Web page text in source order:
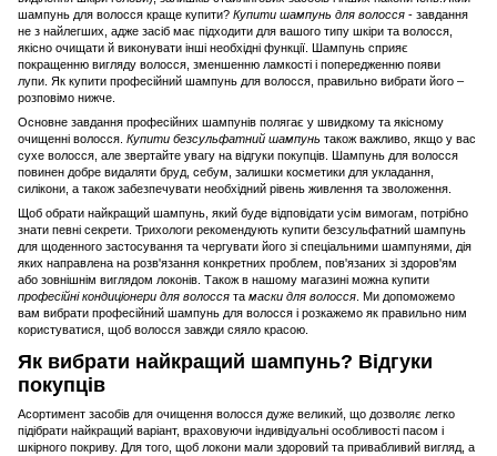
шампунь для волосся краще купити? Купити шампунь для волосся - завдання
не з найлегших, адже засіб має підходити для вашого типу шкіри та волосся,
якісно очищати й виконувати інші необхідні функції. Шампунь сприяє
покращенню вигляду волосся, зменшенню ламкості і попередженню появи
лупи. Як купити професійний шампунь для волосся, правильно вибрати його –
розповімо нижче.
Основне завдання професійних шампунів полягає у швидкому та якісному
очищенні волосся. Купити безсульфатний шампунь також важливо, якщо у вас
сухе волосся, але звертайте увагу на відгуки покупців. Шампунь для волосся
повинен добре видаляти бруд, себум, залишки косметики для укладання,
силікони, а також забезпечувати необхідний рівень живлення та зволоження.
Щоб обрати найкращий шампунь, який буде відповідати усім вимогам, потрібно
знати певні секрети. Трихологи рекомендують купити безсульфатний шампунь
для щоденного застосування та чергувати його зі спеціальними шампунями, дія
яких направлена на розв'язання конкретних проблем, пов'язаних зі здоров'ям
або зовнішнім виглядом локонів. Також в нашому магазині можна купити
професійні кондиціонери для волосся та маски для волосся . Ми допоможемо
вам вибрати професійний шампунь для волосся і розкажемо як правильно ним
користуватися, щоб волосся завжди сяяло красою.
Як вибрати найкращий шампунь? Відгуки
покупців
Асортимент засобів для очищення волосся дуже великий, що дозволяє легко
підібрати найкращий варіант, враховуючи індивідуальні особливості пасом і
шкірного покриву. Для того, щоб локони мали здоровий та привабливий вигляд, а